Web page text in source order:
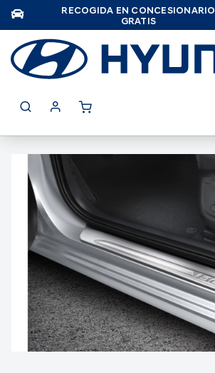
RECOGIDA EN CONCESIONARIO
GRATIS
galería
imágenes